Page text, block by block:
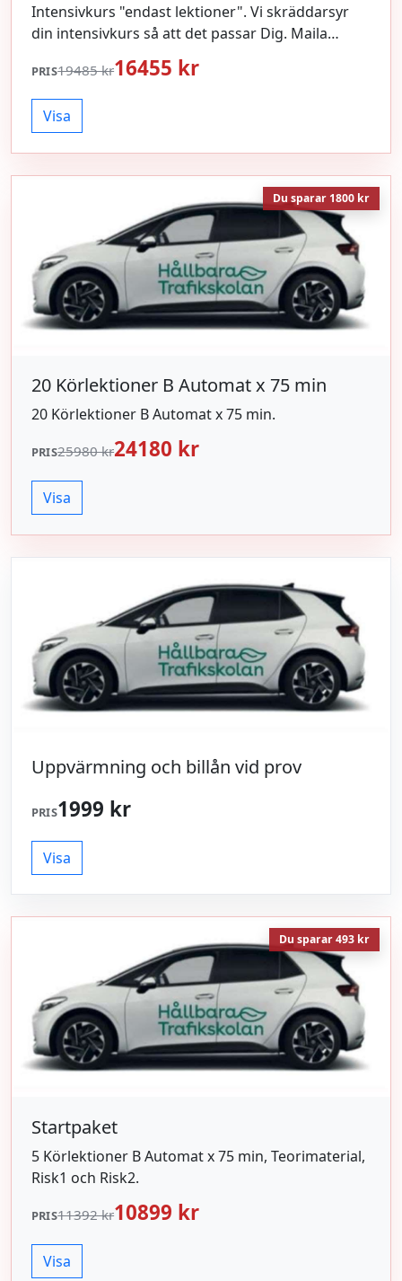
Intensivkurs "endast lektioner". Vi skräddarsyr
din intensivkurs så att det passar Dig. Maila
info@htig.se eller sms:a 073-1559430 för kontakt.
Köpet kan genomföras direkt. Erbjudandet gäller
PRIS19485 kr16455 kr
Visa
Du sparar 1800 kr
20 Körlektioner B Automat x 75 min
20 Körlektioner B Automat x 75 min.
PRIS25980 kr24180 kr
Visa
Uppvärmning och billån vid prov
PRIS1999 kr
Visa
Du sparar 493 kr
Startpaket
5 Körlektioner B Automat x 75 min, Teorimaterial,
Risk1 och Risk2.
PRIS11392 kr10899 kr
Visa